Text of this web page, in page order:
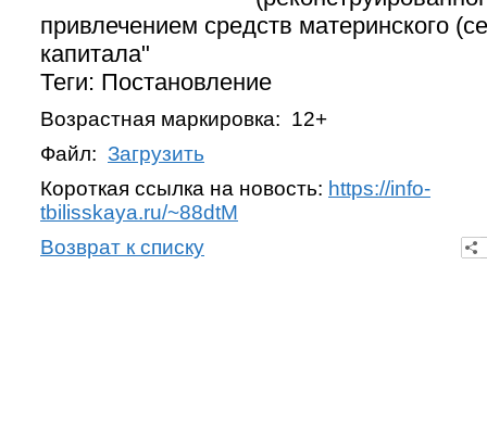
привлечением средств материнского
капитала"
Теги: Постановление
Возрастная маркировка: 12+
Файл: Загрузить
Короткая ссылка на новость: https://info-
tbilisskaya.ru/~88dtM
Возврат к списку